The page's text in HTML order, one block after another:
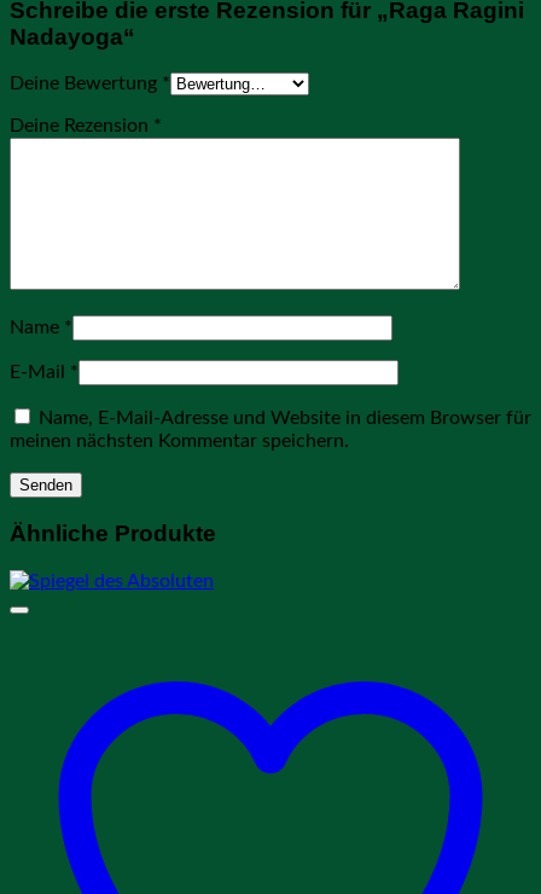
Schreibe die erste Rezension für „Raga Ragini
Nadayoga“
Deine Bewertung *
Deine Rezension *
Name *
E-Mail *
Name, E-Mail-Adresse und Website in diesem Browser für
meinen nächsten Kommentar speichern.
Ähnliche Produkte